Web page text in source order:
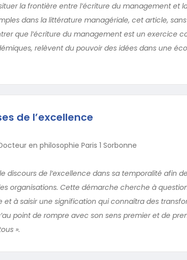
la frontière entre l’écriture du management et
dans la littérature managériale, cet article,
que l’écriture du management est un exercice
relèvent du pouvoir des idées dans une
de l’excellence
en philosophie Paris 1 Sorbonne
discours de l’excellence dans sa temporalité afin
organisations. Cette démarche cherche à
à saisir une signification qui connaîtra des
point de rompre avec son sens premier et de
».